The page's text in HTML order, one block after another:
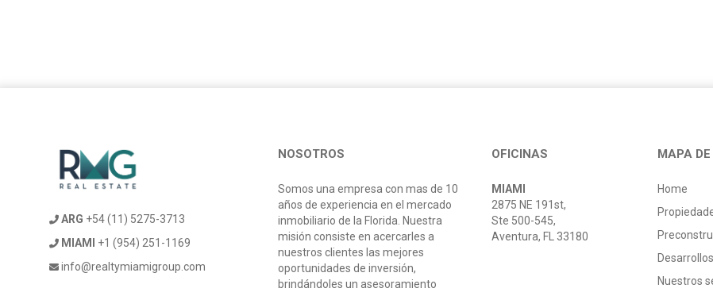
ARG +54 (11) 5275-3713
MIAMI
+1 (954) 251-1169
info@realtymiamigroup.com
NOSOTROS
Somos una empresa con mas de 10
años de experiencia en el mercado
inmobiliario de la Florida. Nuestra
misión consiste en acercarles a
nuestros clientes las mejores
oportunidades de inversión,
brindándoles un asesoramiento
OFICINAS
MIAMI
2875 NE 191st,
Ste 500-545,
Aventura, FL 33180
MAPA
Home
Nuestros